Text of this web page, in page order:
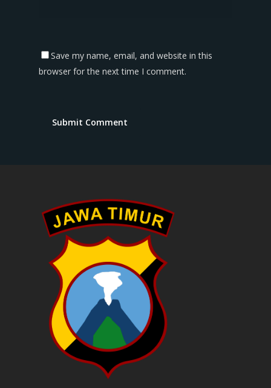
Save my name, email, and website in this
browser for the next time I comment.